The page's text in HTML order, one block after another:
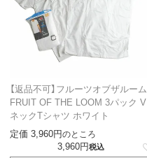
【返品不可】フルーツオブザルーム
FRUIT OF THE LOOM 3パック V
ネックTシャツ ホワイト
定価 3,960 のところ
3,960 税込